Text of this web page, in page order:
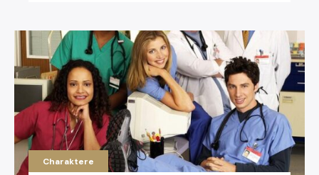
Charaktere